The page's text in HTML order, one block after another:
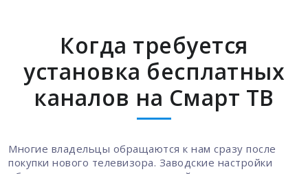
Когда требуется
установка бесплатных
каналов на Смарт ТВ
Многие владельцы обращаются к нам сразу после
покупки нового телевизора. Заводские настройки